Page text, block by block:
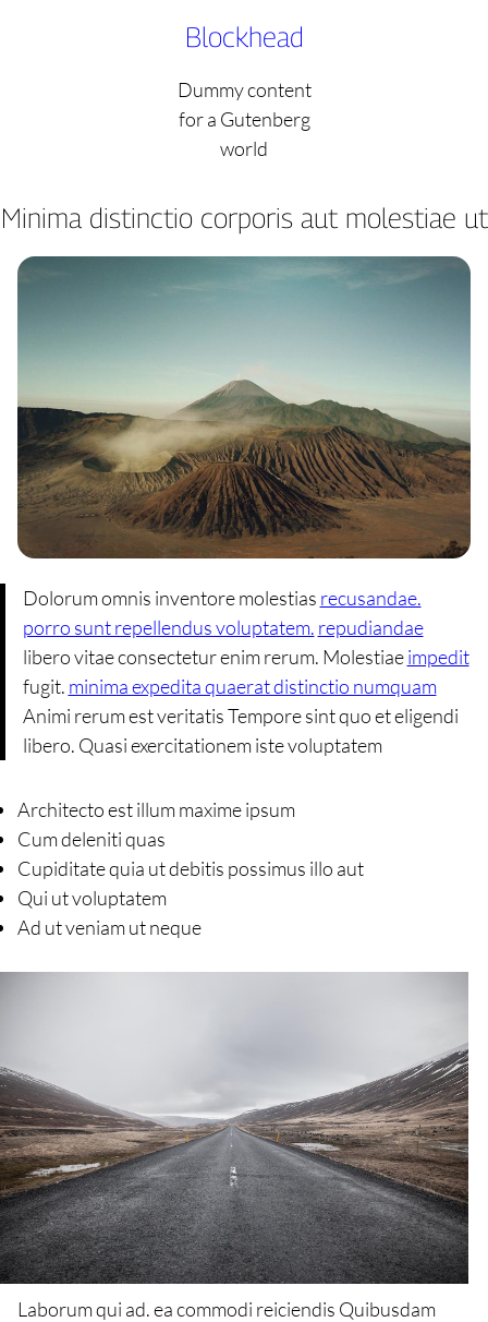
Blockhead
Dummy content
for a Gutenberg
world
Minima distinctio corporis aut molestiae ut
Dolorum omnis inventore molestias recusandae.
porro sunt repellendus voluptatem. repudiandae
libero vitae consectetur enim rerum. Molestiaeimpedit
fugit. minima expedita quaerat distinctio numquam
Animi rerum est veritatis Tempore sint quo et eligendi
libero. Quasi exercitationem iste voluptatem
Architecto est illum maxime ipsum
Cum deleniti quas
Cupiditate quia ut debitis possimus illo aut
Qui ut voluptatem
Ad ut veniam ut neque
Laborum qui ad. ea commodi reiciendis Quibusdam